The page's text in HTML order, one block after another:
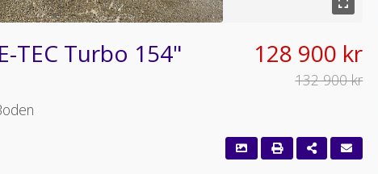
TEC Turbo 154"
128 900 kr
132 900 kr